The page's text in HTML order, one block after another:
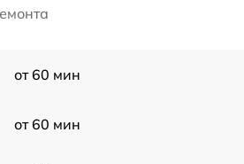
от 60 мин
от 60 мин